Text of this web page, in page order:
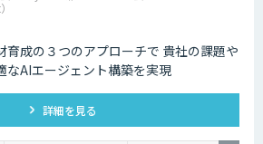
育成の３つのアプローチで 貴社の課題や
なAIエージェント構築を実現
詳細を見る